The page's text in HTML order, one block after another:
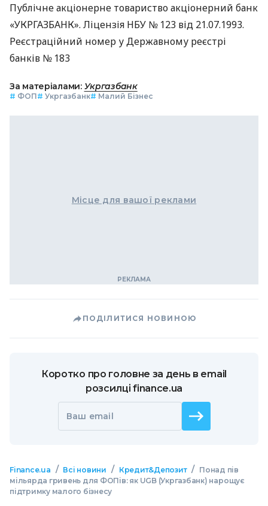
Публічне акціонерне товариство акціонерний банк
«УКРГАЗБАНК». Ліцензія НБУ № 123 від 21.07.1993.
Реєстраційний номер у Державному реєстрі
банків № 183
За матеріалами: Укргазбанк
# ФОП# Укргазбанк# Малий Бізнес
Місце для вашої реклами
ПОДІЛИТИСЯ НОВИНОЮ
Коротко про головне за день в email
розсилці finance.ua
Ваш email
Finance.ua / Всі новини / Кредит&Депозит / Понад пів
мільярда гривень для ФОПів: як UGB (Укргазбанк) нарощує
підтримку малого бізнесу